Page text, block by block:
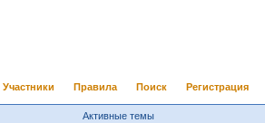
Участники Правила Поиск Регистрация
Активные темы